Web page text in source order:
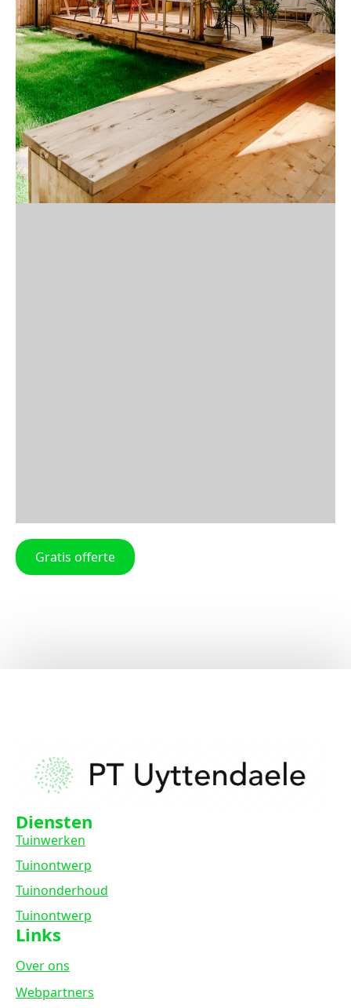
Gratis offerte
Diensten
Tuinwerken
Tuinontwerp
Tuinonderhoud
Tuinontwerp
Links
Over ons
Webpartners